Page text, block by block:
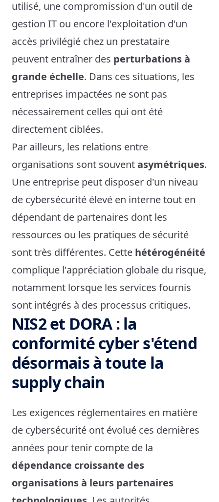
utilisé, une compromission d'un outil de
gestion IT ou encore l'exploitation d'un
accès privilégié chez un prestataire
peuvent entraîner des perturbations à
grande échelle. Dans ces situations, les
entreprises impactées ne sont pas
nécessairement celles qui ont été
directement ciblées.
Par ailleurs, les relations entre
organisations sont souventasymétriques.
Une entreprise peut disposer d'un niveau
de cybersécurité élevé en interne tout en
dépendant de partenaires dont les
ressources ou les pratiques de sécurité
sont très différentes. Cette hétérogénéité
complique l'appréciation globale du risque,
notamment lorsque les services fournis
sont intégrés à des processus critiques.
NIS2 et DORA : la
conformité cyber s'étend
désormais à toute la
supply chain
Les exigences réglementaires en matière
de cybersécurité ont évolué ces dernières
années pour tenir compte de la
dépendance croissante des
organisations à leurs partenaires